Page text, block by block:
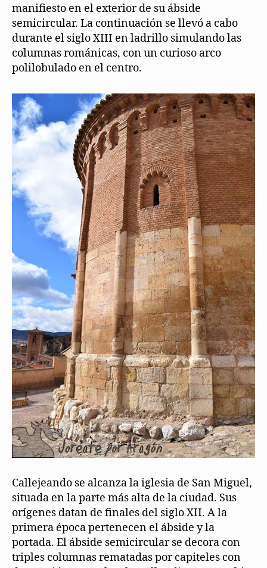
manifiesto en el exterior de su ábside
semicircular. La continuación se llevó a cabo
durante el siglo XIII en ladrillo simulando las
columnas románicas, con un curioso arco
polilobulado en el centro.
Callejeando se alcanza la iglesia de San Miguel,
situada en la parte más alta de la ciudad. Sus
orígenes datan de finales del siglo XII. A la
primera época pertenecen el ábside y la
portada. El ábside semicircular se decora con
triples columnas rematadas por capiteles con